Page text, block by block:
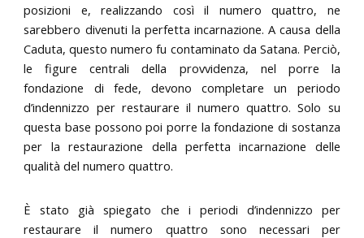
posizioni e, realizzando così il numero quattro, ne
sarebbero divenuti la perfetta incarnazione. A causa della
Caduta, questo numero fu contaminato da Satana. Perciò,
le figure centrali della provvidenza, nel porre la
fondazione di fede, devono completare un periodo
d’indennizzo per restaurare il numero quattro. Solo su
questa base possono poi porre la fondazione di sostanza
per la restaurazione della perfetta incarnazione delle
qualità del numero quattro.
È stato già spiegato che i periodi d’indennizzo per
restaurare il numero quattro sono necessari per